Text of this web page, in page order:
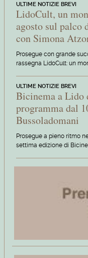
ULTIME NOTIZIE BREVI
LidoCult, un
agosto sul palco
con Simona
Prosegue con grande
rassegna LidoCult: un
ULTIME NOTIZIE BREVI
Bicinema a
programma dal
Bussoladomani
Prosegue a pieno ritmo
settima edizione di